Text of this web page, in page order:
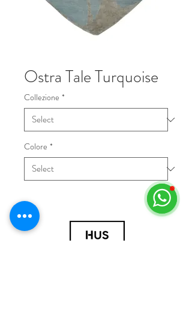
Ostra Tale Turquoise
Collezione *
Colore *